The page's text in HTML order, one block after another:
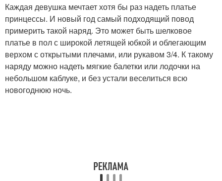
Каждая девушка мечтает хотя бы раз надеть платье
принцессы. И новый год самый подходящий повод
примерить такой наряд. Это может быть шелковое
платье в пол с широкой летящей юбкой и облегающим
верхом с открытыми плечами, или рукавом 3/4. К такому
наряду можно надеть мягкие балетки или лодочки на
небольшом каблуке, и без устали веселиться всю
новогоднюю ночь.